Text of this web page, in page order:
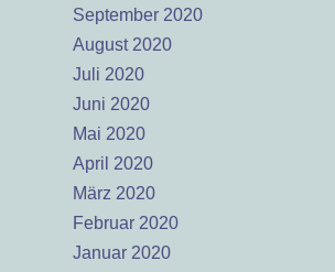
September 2020
August 2020
Juli 2020
Juni 2020
Mai 2020
April 2020
März 2020
Februar 2020
Januar 2020